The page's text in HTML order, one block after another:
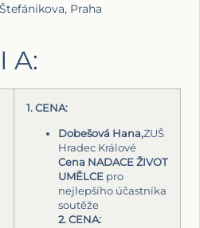
Praha
A:
1. CENA:
Dobešová Hana,ZUŠ
Hradec Králové
Cena NADACE ŽIVOT
UMĚLCE pro
nejlepšího účastníka
soutěže
2. CENA: